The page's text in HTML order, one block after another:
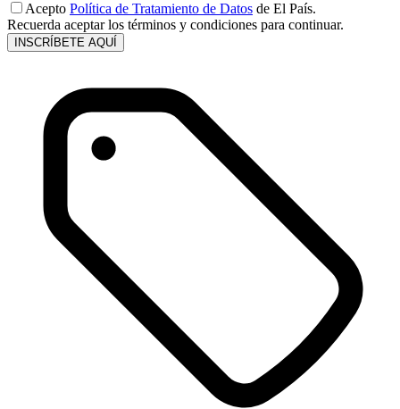
Acepto Política de Tratamiento de Datos de El País.
Recuerda aceptar los términos y condiciones para continuar.
INSCRÍBETE AQUÍ